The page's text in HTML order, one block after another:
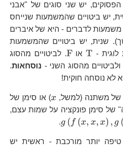
יש שני סוגים של "אבני
יש ביטויים שהמשמעות שנייחס
לדברים - היא של איברים
שנית, יש ביטויים שהמשמעות
-
TאוF. לביטויים מהסוג
ולביטויים מהסוג השני - נוסחאות.
לא נוסחה חוקית!
של משתנה (למשל, x) או סימן של
c
של סימן פונקציה על שמות עצם,
f\left(x,c\right)
g ( f (x, x, x) , g
.
טיפה יותר מורכבת - ראשית יש